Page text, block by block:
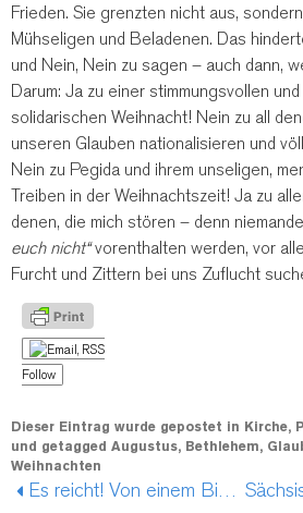
Frieden. Sie grenzten nicht aus,
Mühseligen und Beladenen. Das
und Nein, Nein zu sagen – auch dann,
Darum: Ja zu einer stimmungsvollen und
solidarischen Weihnacht! Nein zu all
unseren Glauben nationalisieren und
Nein zu Pegida und ihrem unseligen,
Treiben in der Weihnachtszeit! Ja zu
denen, die mich stören – denn
euch nicht“vorenthalten werden, vor
Furcht und Zittern bei uns Zuflucht
Follow
Dieser Eintrag wurde gepostet in Kirche,
und getagged Augustus, Bethlehem,
Weihnachten
Es reicht! Von einem Biedermann und einer Brandstifterin